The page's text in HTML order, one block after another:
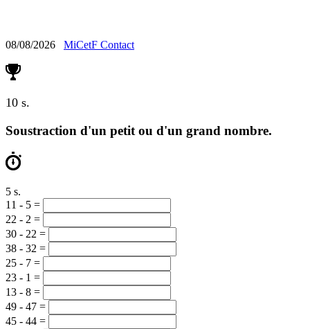
08/08/2026 MiCetF Contact
10 s.
Soustraction d'un petit ou d'un grand nombre.
5 s.
11 - 5 =
22 - 2 =
30 - 22 =
38 - 32 =
25 - 7 =
23 - 1 =
13 - 8 =
49 - 47 =
45 - 44 =